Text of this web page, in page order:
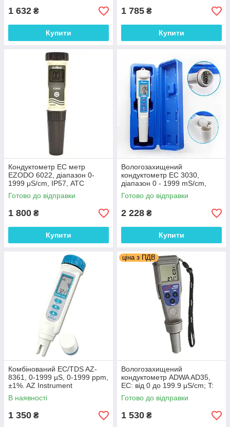
1 632 ₴
Купити
1 785 ₴
Купити
Кондуктометр EC метр
EZODO 6022, діапазон 0-
1999 μS/cm, IP57, АТС
Готово до відправки
1 800 ₴
Купити
Вологозахищений
кондуктометр EC 3030,
діапазон 0 - 1999 mS/cm,
АТС
Готово до відправки
2 228 ₴
Купити
Комбінований EC/TDS AZ-
8361, 0-1999 µS, 0-1999 ppm,
±1%. AZ Instrument
В наявності
1 350 ₴
ціна з ПДВ
Вологозахищений
кондуктометр ADWA AD35,
EC: від 0 до 199.9 μS/cm; T:
від 0.0 до 60.0°C, АТС,
автокалібрування
Готово до відправки
1 530 ₴